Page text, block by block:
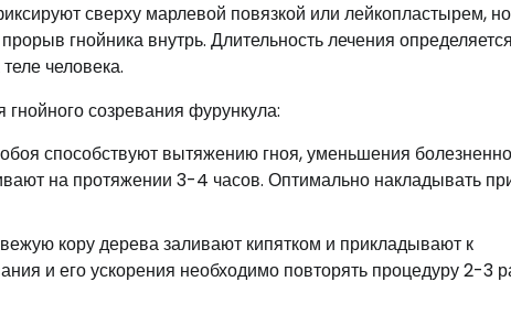
сверху марлевой повязкой или лейкопластырем,
гнойника внутрь. Длительность лечения определяется
человека.
созревания фурункула:
способствуют вытяжению гноя, уменьшения
на протяжении 3-4 часов. Оптимально накладывать
кору дерева заливают кипятком и прикладывают к
и его ускорения необходимо повторять процедуру 2-3